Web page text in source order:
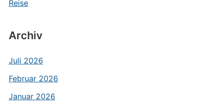
Reise
Archiv
Juli 2026
Februar 2026
Januar 2026